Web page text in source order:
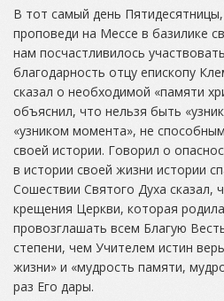
В тот самый день
проповеди на Мессе в базилике
нам посчастливилось
благодарность отцу епископу
сказал о необходимой «памяти
объяснил, что нельзя быть
«узником момента», не
своей истории. Говорил о
в истории своей жизни истории
Сошествии Святого Духа сказал,
крещения Церкви, которая
провозглашать всем Благую
степени, чем Учителем истин
жизни» и «мудрость памяти,
раз Его дары.